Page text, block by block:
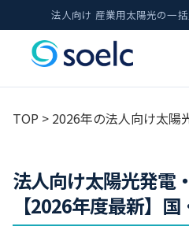
法人向け 産業用太陽光の一
TOP > 2026年の法人向け太陽
法人向け太陽光発電
【2026年度最新】